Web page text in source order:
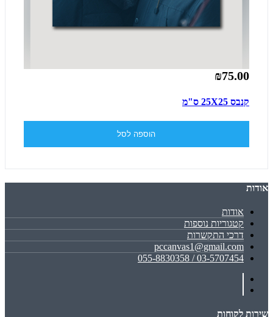
₪75.00
קנבס 25X25 ס"מ
הוספה לסל
אודות
אודות
קטגוריות נוספות
דרכי התקשרות
pccanvas1@gmail.com
03-5707454 / 055-8830358
שירות לקוחות